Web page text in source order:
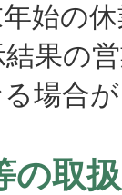
始の
果の
合が
の取